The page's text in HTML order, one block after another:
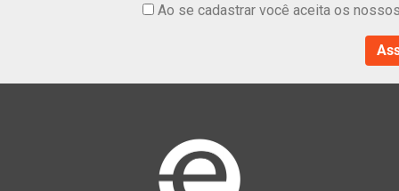
Ao se cadastrar você aceita os